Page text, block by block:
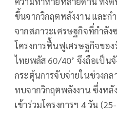
ขึ้นจากวิกฤตพลังงาน และก
จากสภาวะเศรษฐกิจที่กำลัง
โครงการฟื้นฟูเศรษฐกิจของ
ไทยพลัส 60/40’ จึงถือเป็น
กระตุ้นการจับจ่ายในช่วงกล
ทบจากวิกฤตพลังงาน ซึ่งหลั
เข้าร่วมโครงการฯ 4 วัน